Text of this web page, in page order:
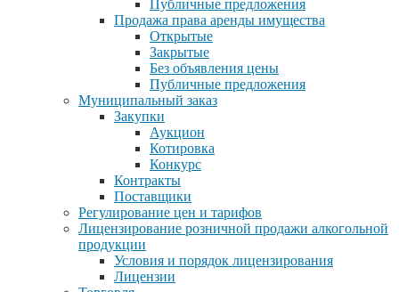
Публичные предложения
Продажа права аренды имущества
Открытые
Закрытые
Без объявления цены
Публичные предложения
Муниципальный заказ
Закупки
Аукцион
Котировка
Конкурс
Контракты
Поставщики
Регулирование цен и тарифов
Лицензирование розничной продажи алкогольной
продукции
Условия и порядок лицензирования
Лицензии